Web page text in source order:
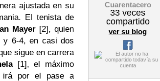
ajustada en su
El tenista de
Mayer [2], quien
y 6-4, en casi dos
sigue en carrera
[1], el máximo
irá por el pase a
Cuarentacero
33 veces
compartido
ver su blog